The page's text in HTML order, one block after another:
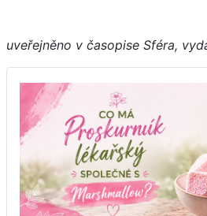
uveřejněno v časopise Sféra,